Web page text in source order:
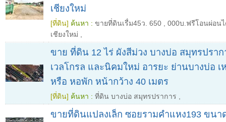
เชียงใหม่
[ที่ดิน] ค้นหา : ขายที่ดินเรื่ม45ว. 650
000บ.ฟรีโอนผ่อน
เชียงใหม่
ขาย ที่ดิน 12 ไร่ ผังสีม่วง บางบ่อ สมุทรปรา
เวลโกรล และนิคมใหม่ อารยะ ย่านบางบ่อ เ
หรือ หอพัก หน้ากว้าง 40 เมตร
[ที่ดิน] ค้นหา : ที่ดิน บางบ่อ สมุทรปราการ
ขายที่ดินแปลงเล็ก ซอยรามคำแหง193 ขนา